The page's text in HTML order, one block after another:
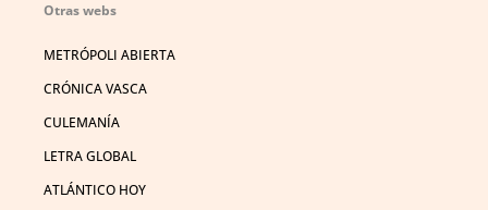
Otras webs
METRÓPOLI ABIERTA
CRÓNICA VASCA
CULEMANÍA
LETRA GLOBAL
ATLÁNTICO HOY